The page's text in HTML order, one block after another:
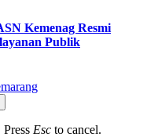
Kemenag Resmi
Publik
Esc to cancel.